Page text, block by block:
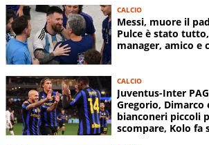
CALCIO
Messi, muore il
Pulce è stato
manager, amico e
CALCIO
Juventus-Inter
Gregorio, Dimarco
bianconeri piccoli
scompare, Kolo fa